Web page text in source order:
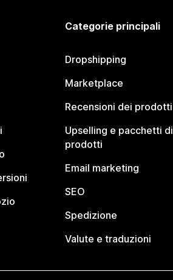
Categorie principali
Dropshipping
Marketplace
Recensioni dei prodotti
Upselling e pacchetti di
prodotti
Email marketing
SEO
Spedizione
Valute e traduzioni